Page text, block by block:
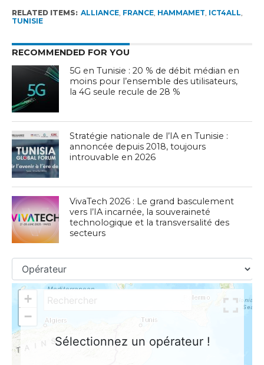
RELATED ITEMS: ALLIANCE, FRANCE, HAMMAMET, ICT4ALL,
TUNISIE
RECOMMENDED FOR YOU
5G en Tunisie : 20 % de débit médian en
moins pour l’ensemble des utilisateurs,
la 4G seule recule de 28 %
Stratégie nationale de l’IA en Tunisie :
annoncée depuis 2018, toujours
introuvable en 2026
VivaTech 2026 : Le grand basculement
vers l’IA incarnée, la souveraineté
technologique et la transversalité des
secteurs